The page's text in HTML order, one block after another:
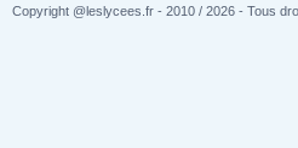
Copyright @leslycees.fr - 2010 / 2026 - Tous